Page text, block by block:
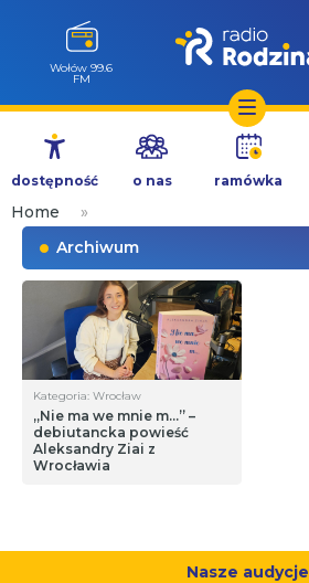
Przejdź
treści
Wołów 99.6
FM
dostępność o nas ramówka
Home
»
Archiwum
Kategoria: Wrocław
„Nie ma we mnie m…” –
debiutancka powieść
Aleksandry Ziai z
Wrocławia
Nasze audycje